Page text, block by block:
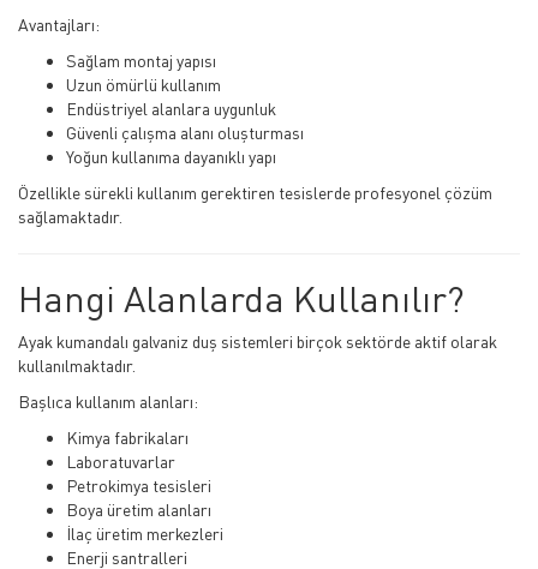
Avantajları:
Sağlam montaj yapısı
Uzun ömürlü kullanım
Endüstriyel alanlara uygunluk
Güvenli çalışma alanı oluşturması
Yoğun kullanıma dayanıklı yapı
Özellikle sürekli kullanım gerektiren tesislerde profesyonel çözüm
sağlamaktadır.
Hangi Alanlarda Kullanılır?
Ayak kumandalı galvaniz duş sistemleri birçok sektörde aktif olarak
kullanılmaktadır.
Başlıca kullanım alanları:
Kimya fabrikaları
Laboratuvarlar
Petrokimya tesisleri
Boya üretim alanları
İlaç üretim merkezleri
Enerji santralleri